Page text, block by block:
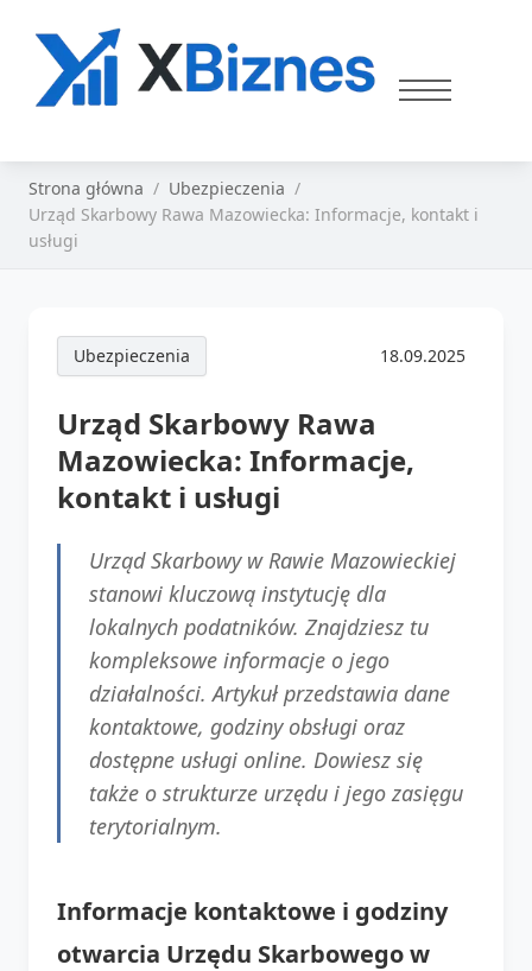
Strona główna
Ubezpieczenia
Urząd Skarbowy Rawa Mazowiecka: Informacje, kontakt i
usługi
Ubezpieczenia 18.09.2025
Urząd Skarbowy Rawa
Mazowiecka: Informacje,
kontakt i usługi
Urząd Skarbowy w Rawie Mazowieckiej
stanowi kluczową instytucję dla
lokalnych podatników. Znajdziesz tu
kompleksowe informacje o jego
działalności. Artykuł przedstawia dane
kontaktowe, godziny obsługi oraz
dostępne usługi online. Dowiesz się
także o strukturze urzędu i jego zasięgu
terytorialnym.
Informacje kontaktowe i godziny
otwarcia Urzędu Skarbowego w